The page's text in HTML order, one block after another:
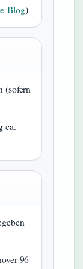
Blog)
(sofern
ca.
96